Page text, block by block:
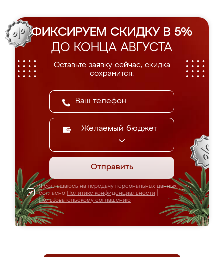
ФИКСИРУЕМ СКИДКУ В 5%
ДО КОНЦА АВГУСТА
Оставьте заявку сейчас, скидка
сохранится.
Желаемый бюджет
Отправить
Я соглашаюсь на передачу персональных данных
согласно Политике конфиденциальности
Пользовательскому соглашению